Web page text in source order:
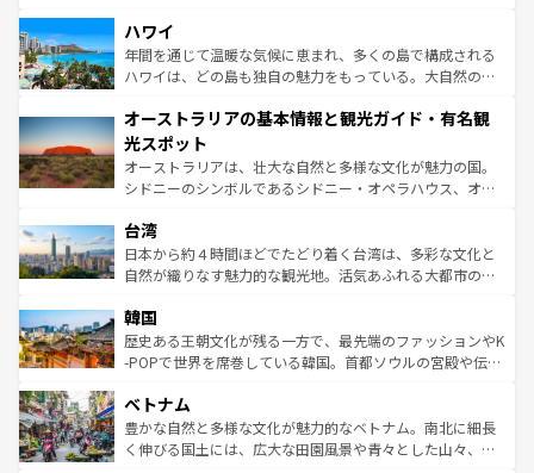
着のスイス情報は
のような巨大都市は、観光、ショッピング、エンターテイ
ンメントが詰まった刺激的なスポットだ。一方、アメリカ
西部には大自然が広がり、グランドキャニオンやイエロー
部のニューオーリンズでは、音楽と美食が融合した独特の
文化が魅力。旅行者はアメリカの各地域で異なる魅力を楽
しみながら、その多様性と豊かな歴史を感じることができ
るだろう。車でのロードトリップや列車の旅も、アメリカ
情報は
ハワイ
年間を通じて温暖な気候に恵まれ、多くの島で構成される
ハワイは、どの島も独自の魅力をもっている。大自然の神
ワイ島は見逃せない。また、定番の観光地といえばオアフ
島だが、静かな自然を求めるならマウイ島やカウアイ島が
おすすめ。エメラルドグリーンに輝く海をはじめ、豊かな
文化や歴史が息づいている。「アロハスピリット」と呼ば
人々、おいしいローカルフードやハワイアンミュージッ
ク、伝統的なフラダンスなど、すべてがハワイの魅力を彩
っている。訪れるたびに新しい発見と感動が待っているハ
はコンテンツ一覧
オーストラリアの基本情報と観光ガイド・有名観
光スポット
オーストラリアは、壮大な自然と多様な文化が魅力の国。
シドニーのシンボルであるシドニー・オペラハウス、オー
リアリーフや大陸中央部にそびえるウルル（エアーズロッ
ク）、タスマニアの美しい原生林やケアンズの熱帯雨林な
ど、見どころがたくさん。また、カフェやワイン、オージ
いる。アクティビティも充実しており、サーフィンやダイ
ビング、ハイキングなど、アウトドア好きにはたまらな
い。オーストラリアの多彩な魅力を存分に味わいつくそ
参照してほしい。
台湾
日本から約４時間ほどでたどり着く台湾は、多彩な文化と
自然が織りなす魅力的な観光地。活気あふれる大都市の台
ン）、静ひつな山岳地帯である台湾東部など、都市の喧騒
と山間の静けさが共存しており、訪れる人に新しい発見と
驚きをもたらしてくれる。また、奥深い台湾の食文化も魅
容にもいいと評判のスイーツなど、バラエティ豊かな料理
が味わえる。 なお、新着の台湾情報は コンテンツ一覧を参
照してほしい。
韓国
歴史ある王朝文化が残る一方で、最先端のファッションやK
-POPで世界を席巻している韓国。首都ソウルの宮殿や伝統
き、地方に足を延ばせば四季折々の自然美を楽しむことが
できる。そして、キムチや焼肉、絶品のストリートフード
まで、さまざまな韓国料理が待っている。夜には、韓国な
ベトナム
豊かな自然と多様な文化が魅力的なベトナム。南北に細長
く伸びる国土には、広大な田園風景や青々とした山々、世